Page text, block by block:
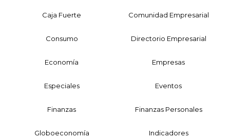
Caja Fuerte Comunidad Empresarial
Consumo Directorio Empresarial
Economía Empresas
Especiales Eventos
Finanzas Finanzas Personales
Globoeconomía Indicadores